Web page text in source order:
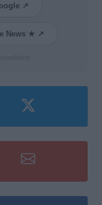
↗
News ★ ↗